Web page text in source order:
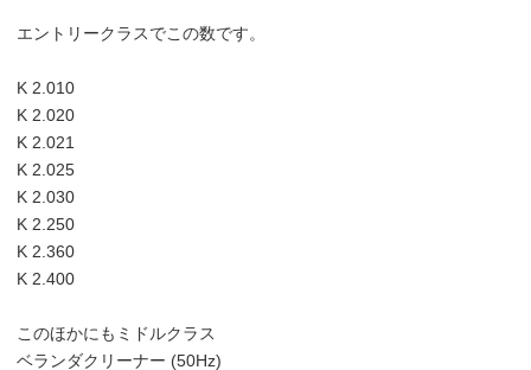
エントリークラスでこの数です。
K 2.010
K 2.020
K 2.021
K 2.025
K 2.030
K 2.250
K 2.360
K 2.400
このほかにもミドルクラス
ベランダクリーナー (50Hz)